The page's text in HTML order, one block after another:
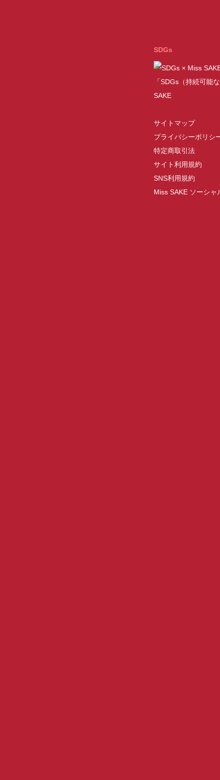
SDGs
「SDGs（持続可能
SAKE
サイトマップ
プライバシーポリシ
特定商取引法
サイト利用規約
SNS利用規約
Miss SAKE ソーシ